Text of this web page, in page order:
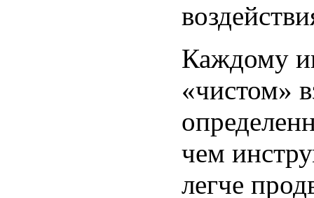
Каждому
«чистом»
чем
легче